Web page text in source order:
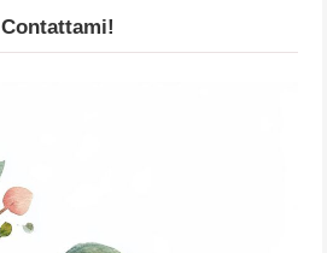
Contattami!